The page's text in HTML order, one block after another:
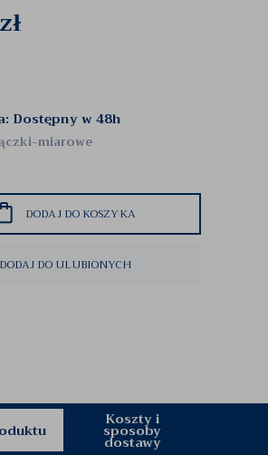
zł
Dostępny w 48h
miarowe
DODAJ DO KOSZYKA
DODAJ DO ULUBIONYCH
Koszty i
sposoby
dostawy